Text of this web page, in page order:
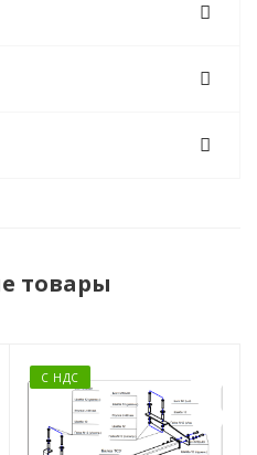
товары
С НДС